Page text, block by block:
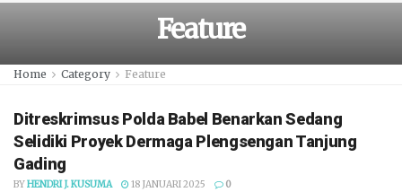
Feature
Home Category Feature
Ditreskrimsus Polda Babel Benarkan Sedang
Selidiki Proyek Dermaga Plengsengan Tanjung
Gading
BYHENDRI J. KUSUMA 18 JANUARI 2025 0